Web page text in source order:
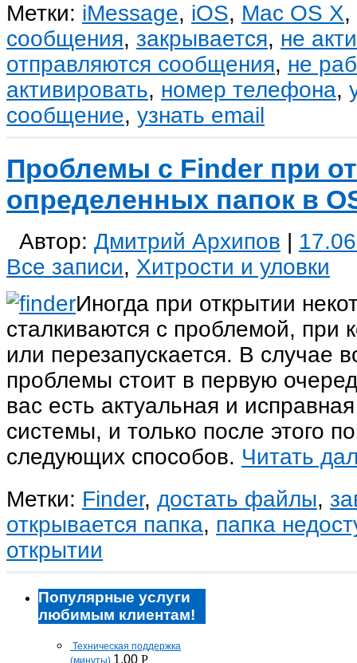
Метки: iMessage, iOS, Mac OS X,
сообщения, закрывается, не
отправляются сообщения, не
активировать, номер телефона,
сообщение, узнать email
Проблемы с Finder при
определенных папок в
Автор: Дмитрий Архипов |
Все записи, Хитрости и уловки
Иногда при открытии
сталкиваются с проблемой, при
или перезапускается. В случае
проблемы стоит в первую
вас есть актуальная и
системы, и только после этого
следующих способов. Читать
Метки: Finder, достать файлы,
открывается папка, папка
открытии
Популярные услуги
любимым клиентам!
Техническая поддержка
1.00 Р